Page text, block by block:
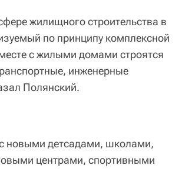
жилищного строительства в
по принципу комплексной
с жилыми домами строятся
инженерные
Полянский.
новыми детсадами, школами,
центрами, спортивными